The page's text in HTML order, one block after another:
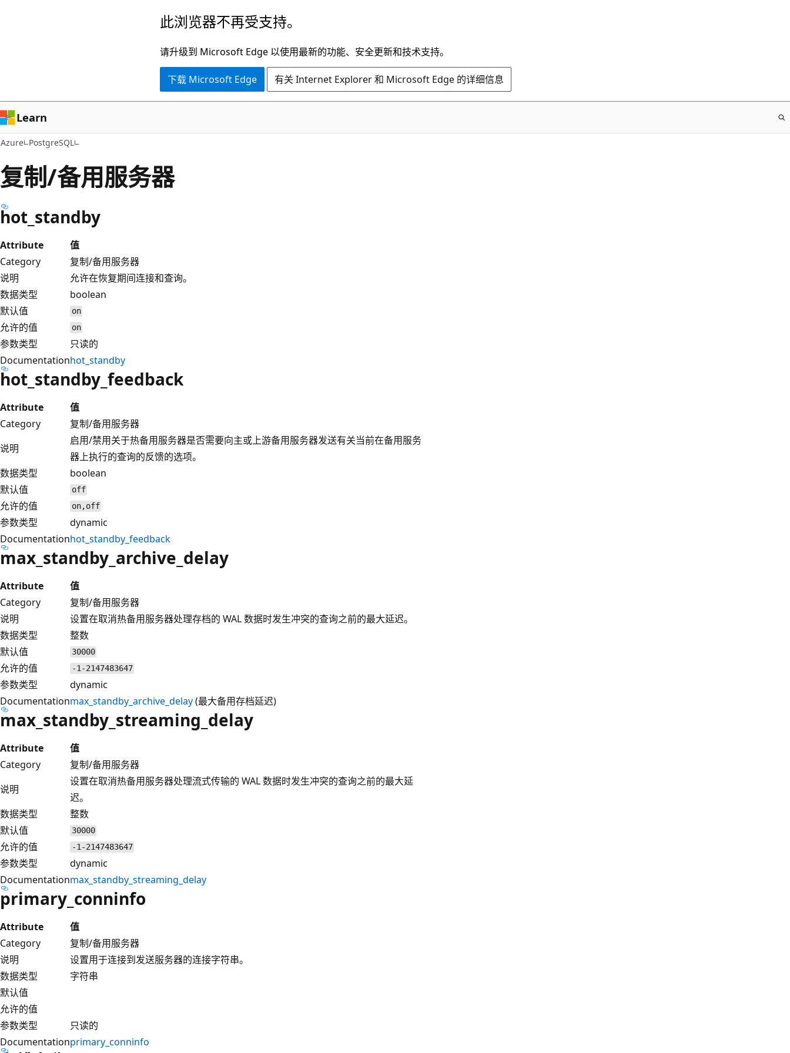
容
此浏览器不再受支持。
请升级到 Microsoft Edge 以使用最新的功能、安全更新和技术支持。
下载 Microsoft Edge 有关 Internet Explorer 和 Microsoft Edge 的详细信息
Learn
Azure PostgreSQL
复制/备用服务器
hot_standby
Attribute
值
Category
复制/备用服务器
说明
允许在恢复期间连接和查询。
数据类型
boolean
默认值
on
允许的值 on
参数类型
只读的
Documentationhot_standby
hot_standby_feedback
Attribute
值
Category
复制/备用服务器
说明
启用/禁用关于热备用服务器是否需要向主或上游备用服务器发送有关当前在备用服务
器上执行的查询的反馈的选项。
数据类型
boolean
默认值
off
允许的值 on,off
参数类型
dynamic
Documentationhot_standby_feedback
max_standby_archive_delay
Attribute
值
Category
复制/备用服务器
说明
设置在取消热备用服务器处理存档的 WAL 数据时发生冲突的查询之前的最大延迟。
数据类型
整数
默认值
30000
允许的值 -1-2147483647
参数类型
dynamic
Documentationmax_standby_archive_delay(最大备用存档延迟)
max_standby_streaming_delay
Attribute
值
Category
复制/备用服务器
说明
设置在取消热备用服务器处理流式传输的 WAL 数据时发生冲突的查询之前的最大延
迟。
数据类型
整数
默认值
30000
允许的值 -1-2147483647
参数类型
dynamic
Documentationmax_standby_streaming_delay
primary_conninfo
Attribute
值
Category
复制/备用服务器
说明
设置用于连接到发送服务器的连接字符串。
数据类型
字符串
默认值
允许的值
参数类型
只读的
Documentationprimary_conninfo